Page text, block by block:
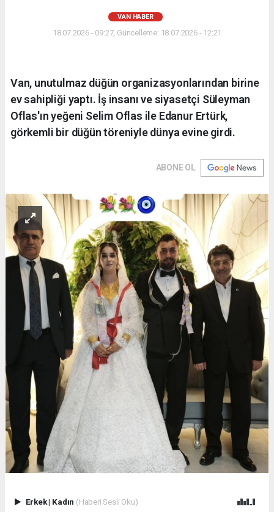
VAN HABER
18.07.2026 - 09:27, Güncelleme: 18.07.2026 - 12:21
Van, unutulmaz düğün organizasyonlarından birine
ev sahipliği yaptı. İş insanı ve siyasetçi Süleyman
Oflas'ın yeğeni Selim Oflas ile Edanur Ertürk,
görkemli bir düğün töreniyle dünya evine girdi.
ABONE OL
Erkek| Kadın (Haberi Sesli Oku)